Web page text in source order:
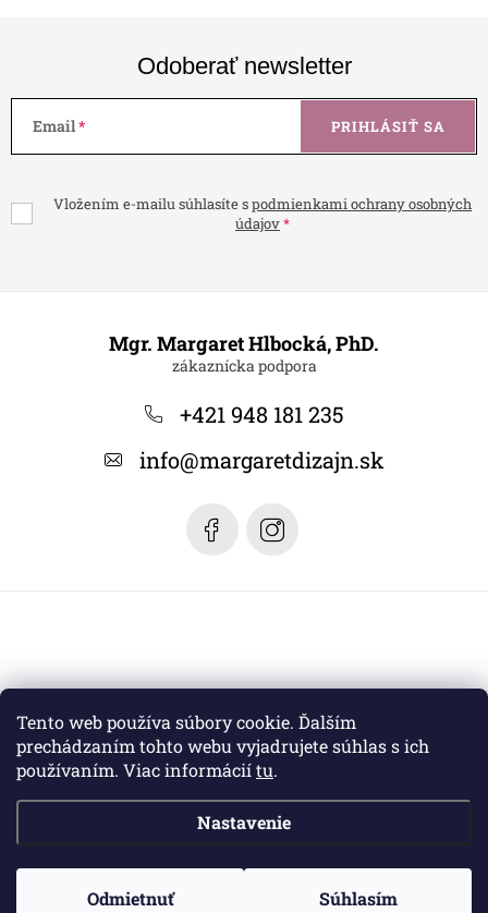
Tento web používa súbory cookie. Ďalším
prechádzaním tohto webu vyjadrujete súhlas s ich
používaním. Viac informáciítu.
Nastavenie
Odmietnuť Súhlasím
Odoberať newsletter
Email
Vložením e-mailu súhlasíte spodmienkami ochrany osobných
údajov
PRIHLÁSIŤ SA
Mgr. Margaret Hlbocká, PhD.
+421 948 181 235
info@margaretdizajn.sk
Copyright 2026Margaret dizajn. Všetky práva vyhradené.